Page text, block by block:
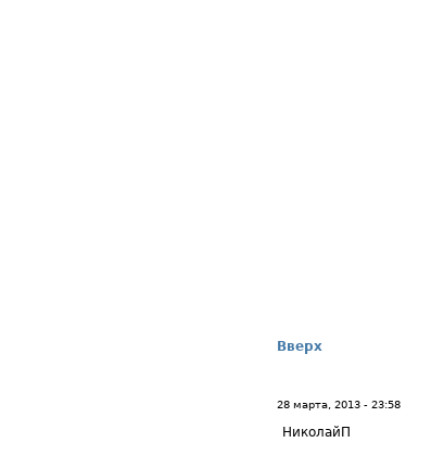
Вверх
28 марта, 2013 - 23:58
НиколайП